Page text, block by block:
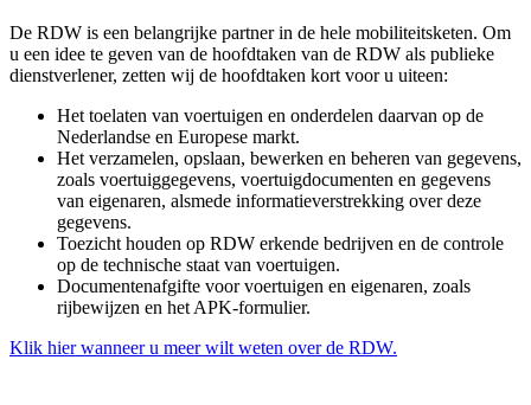
De RDW is een belangrijke partner in de hele mobiliteitsketen. Om
u een idee te geven van de hoofdtaken van de RDW als publieke
dienstverlener, zetten wij de hoofdtaken kort voor u uiteen:
Het toelaten van voertuigen en onderdelen daarvan op de
Nederlandse en Europese markt.
Het verzamelen, opslaan, bewerken en beheren van gegevens,
zoals voertuiggegevens, voertuigdocumenten en gegevens
van eigenaren, alsmede informatieverstrekking over deze
gegevens.
Toezicht houden op RDW erkende bedrijven en de controle
op de technische staat van voertuigen.
Documentenafgifte voor voertuigen en eigenaren, zoals
rijbewijzen en het APK-formulier.
Klik hier wanneer u meer wilt weten over de RDW.